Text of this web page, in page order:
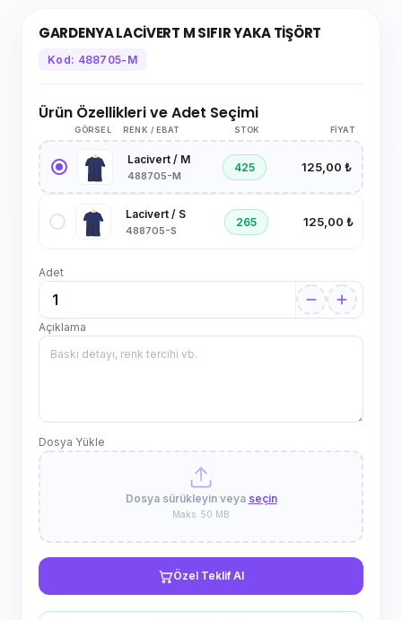
GARDENYA LACİVERT M SIFIR YAKA TİŞÖRT
Kod: 488705-M
Ürün Özellikleri ve Adet Seçimi
GÖRSEL RENK / EBAT STOK FIYAT
Lacivert / M
488705-M
425 125,00 ₺
Lacivert / S
488705-S
265 125,00 ₺
Adet
Açıklama
Dosya Yükle
Dosya sürükleyin veya seçin
Maks. 50 MB
Özel Teklif Al